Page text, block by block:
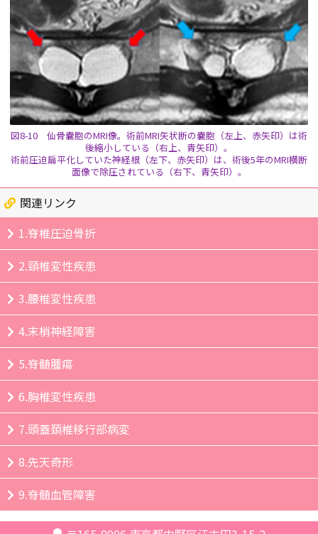
図8-10 仙骨嚢胞のMRI像。術前MRI矢状断の嚢胞（左上、赤矢印）は術
後縮小している（右上、青矢印）。
術前圧迫扁平化していた神経根（左下、赤矢印）は、術後5年のMRI横断
面像で除圧されている（右下、青矢印）。
関連リンク
1.脊椎圧迫骨折
2.頸椎変性疾患
3.腰椎変性疾患
4.末梢神経障害
5.脊髄腫瘍
6.胸椎変性疾患
7.頭蓋頚椎移行部病変
8.先天奇形
9.脊髄血管障害